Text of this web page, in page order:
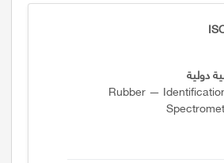
دولية
Rubber —